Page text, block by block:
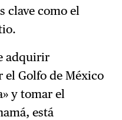
clave como el
adquirir
Golfo de México
y tomar el
está